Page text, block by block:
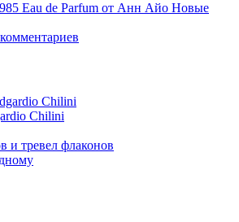
Eau de Parfum от Анн Айо Новые
Chilini
Chilini
и тревел флаконов